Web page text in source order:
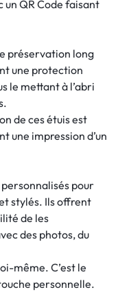
un QR Code faisant
préservation long
une protection
le mettant à l’abri
de ces étuis est
une impression d’un
pour
stylés. Ils offrent
de les
des photos, du
même. C’est le
personnelle.